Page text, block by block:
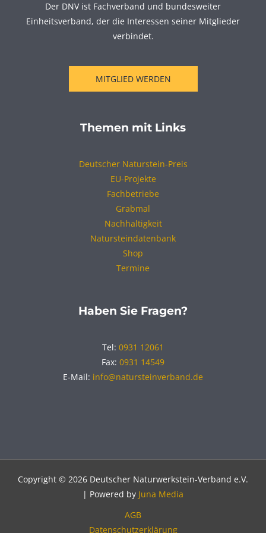
Der DNV ist Fachverband und bundesweiter
Einheitsverband, der die Interessen seiner Mitglieder
verbindet.
MITGLIED WERDEN
Themen mit Links
Deutscher Naturstein-Preis
EU-Projekte
Fachbetriebe
Grabmal
Nachhaltigkeit
Natursteindatenbank
Shop
Termine
Haben Sie Fragen?
Tel: 0931 12061
Fax: 0931 14549
E-Mail: info@natursteinverband.de
Copyright © 2026 Deutscher Naturwerkstein-Verband e.V.
| Powered by Juna Media
AGB
Datenschutzerklärung